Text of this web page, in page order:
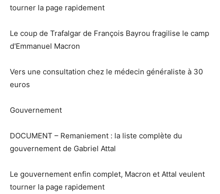
tourner la page rapidement
Le coup de Trafalgar de François Bayrou fragilise le camp
d'Emmanuel Macron
Vers une consultation chez le médecin généraliste à 30
euros
Gouvernement
DOCUMENT – Remaniement : la liste complète du
gouvernement de Gabriel Attal
Le gouvernement enfin complet, Macron et Attal veulent
tourner la page rapidement